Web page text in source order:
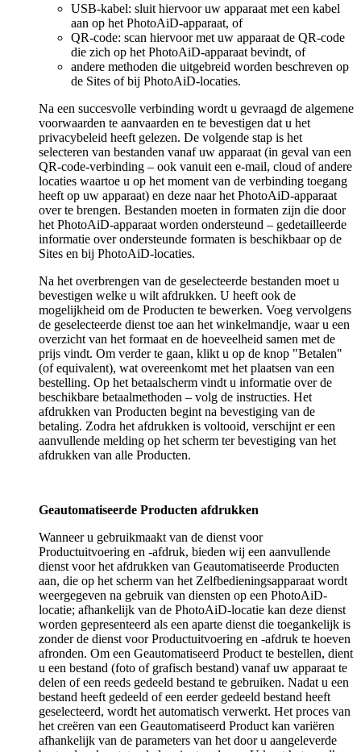
USB-kabel: sluit hiervoor uw apparaat met een kabel
aan op het PhotoAiD-apparaat, of
QR-code: scan hiervoor met uw apparaat de QR-code
die zich op het PhotoAiD-apparaat bevindt, of
andere methoden die uitgebreid worden beschreven op
de Sites of bij PhotoAiD-locaties.
Na een succesvolle verbinding wordt u gevraagd de algemene
voorwaarden te aanvaarden en te bevestigen dat u het
privacybeleid heeft gelezen. De volgende stap is het
selecteren van bestanden vanaf uw apparaat (in geval van een
QR-code-verbinding – ook vanuit een e-mail, cloud of andere
locaties waartoe u op het moment van de verbinding toegang
heeft op uw apparaat) en deze naar het PhotoAiD-apparaat
over te brengen. Bestanden moeten in formaten zijn die door
het PhotoAiD-apparaat worden ondersteund – gedetailleerde
informatie over ondersteunde formaten is beschikbaar op de
Sites en bij PhotoAiD-locaties.
Na het overbrengen van de geselecteerde bestanden moet u
bevestigen welke u wilt afdrukken. U heeft ook de
mogelijkheid om de Producten te bewerken. Voeg vervolgens
de geselecteerde dienst toe aan het winkelmandje, waar u een
overzicht van het formaat en de hoeveelheid samen met de
prijs vindt. Om verder te gaan, klikt u op de knop "Betalen"
(of equivalent), wat overeenkomt met het plaatsen van een
bestelling. Op het betaalscherm vindt u informatie over de
beschikbare betaalmethoden – volg de instructies. Het
afdrukken van Producten begint na bevestiging van de
betaling. Zodra het afdrukken is voltooid, verschijnt er een
aanvullende melding op het scherm ter bevestiging van het
afdrukken van alle Producten.
Geautomatiseerde Producten afdrukken
Wanneer u gebruikmaakt van de dienst voor
Productuitvoering en -afdruk, bieden wij een aanvullende
dienst voor het afdrukken van Geautomatiseerde Producten
aan, die op het scherm van het Zelfbedieningsapparaat wordt
weergegeven na gebruik van diensten op een PhotoAiD-
locatie; afhankelijk van de PhotoAiD-locatie kan deze dienst
worden gepresenteerd als een aparte dienst die toegankelijk is
zonder de dienst voor Productuitvoering en -afdruk te hoeven
afronden. Om een Geautomatiseerd Product te bestellen, dient
u een bestand (foto of grafisch bestand) vanaf uw apparaat te
delen of een reeds gedeeld bestand te gebruiken. Nadat u een
bestand heeft gedeeld of een eerder gedeeld bestand heeft
geselecteerd, wordt het automatisch verwerkt. Het proces van
het creëren van een Geautomatiseerd Product kan variëren
afhankelijk van de parameters van het door u aangeleverde